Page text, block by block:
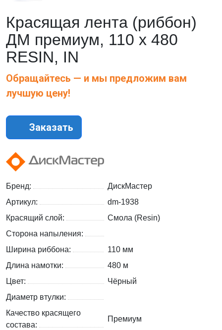
Красящая лента (риббон)
ДМ премиум, 110 х 480
RESIN, IN
Обращайтесь — и мы предложим вам
лучшую цену!
Заказать
Бренд:
ДискМастер
Артикул:
dm-1938
Красящий слой:
Смола (Resin)
Сторона напыления:
Ширина риббона:
110 мм
Длина намотки:
480 м
Цвет:
Чёрный
Диаметр втулки:
Качество красящего
состава:
Премиум